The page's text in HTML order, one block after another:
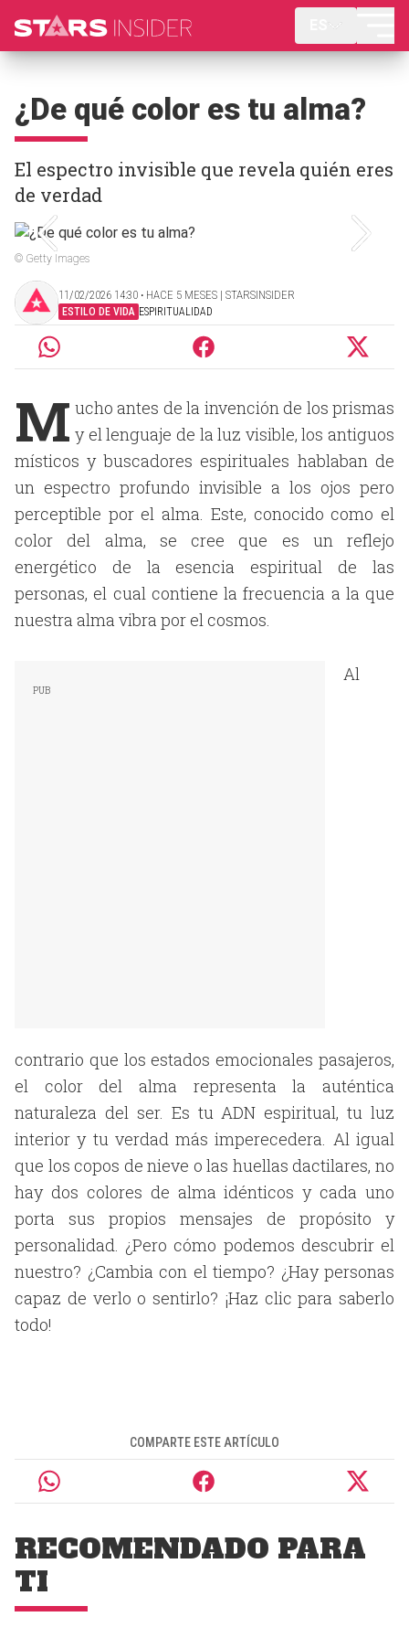
¿De qué color es tu alma?
El espectro invisible que revela quién eres
de verdad
© Getty Images
11/02/2026 14:30 ‧ HACE 5 MESES | STARSINSIDER
ESTILO DE VIDA ESPIRITUALIDAD
M ucho antes de la invención de los prismas
y el lenguaje de la luz visible, los antiguos
místicos y buscadores espirituales hablaban de
un espectro profundo invisible a los ojos pero
perceptible por el alma. Este, conocido como el
color del alma, se cree que es un reflejo
energético de la esencia espiritual de las
personas, el cual contiene la frecuencia a la que
nuestra alma vibra por el cosmos.
Al
contrario que los estados emocionales pasajeros,
el color del alma representa la auténtica
naturaleza del ser. Es tu ADN espiritual, tu luz
interior y tu verdad más imperecedera. Al igual
que los copos de nieve o las huellas dactilares, no
hay dos colores de alma idénticos y cada uno
porta sus propios mensajes de propósito y
personalidad. ¿Pero cómo podemos descubrir el
nuestro? ¿Cambia con el tiempo? ¿Hay personas
capaz de verlo o sentirlo? ¡Haz clic para saberlo
todo!
COMPARTE ESTE ARTÍCULO
RECOMENDADO PARA
TI